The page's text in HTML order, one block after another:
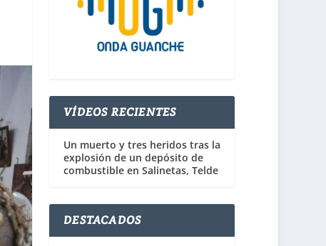
VÍDEOS RECIENTES
Un muerto y tres heridos tras la
explosión de un depósito de
combustible en Salinetas, Telde
DESTACADOS